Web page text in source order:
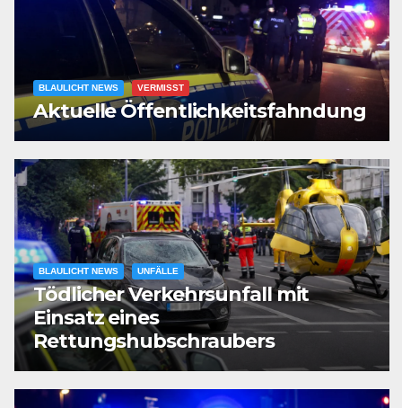
BLAULICHT NEWS VERMISST
Aktuelle Öffentlichkeitsfahndung
BLAULICHT NEWS UNFÄLLE
Tödlicher Verkehrsunfall mit
Einsatz eines
Rettungshubschraubers